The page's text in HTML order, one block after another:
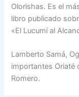
Olorishas. Es el
libro publicado
«El Lucumí al
Lamberto Samá,
importantes Oriaté
Romero.